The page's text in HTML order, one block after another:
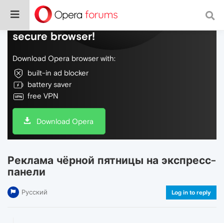
Do more on the web, with a fast and
secure browser!
Download Opera browser with:
built-in ad blocker
battery saver
free VPN
Download Opera
Реклама чёрной пятницы на экспресс-
панели
Русский Log in to reply